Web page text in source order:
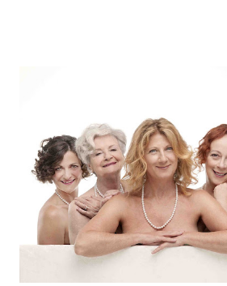
“Settembre dell’Accademia” dove si
consecutivo. Il pubblico milanese avrà il
giovani artisti della Baltic Sea Youth
volta. L’orchestra, fondata nel 2008 da
da un prestigioso consiglio di consulent...